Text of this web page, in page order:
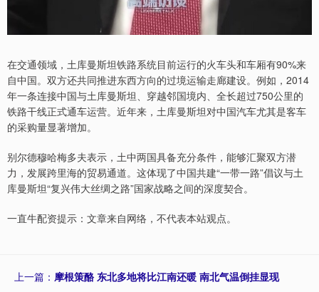
在交通领域，土库曼斯坦铁路系统目前运行的火车头和车厢有90%来
自中国。双方还共同推进东西方向的过境运输走廊建设。例如，2014
年一条连接中国与土库曼斯坦、穿越邻国境内、全长超过750公里的
铁路干线正式通车运营。近年来，土库曼斯坦对中国汽车尤其是客车
的采购量显著增加。
别尔德穆哈梅多夫表示，土中两国具备充分条件，能够汇聚双方潜
力，发展跨里海的贸易通道。这体现了中国共建“一带一路”倡议与土
库曼斯坦“复兴伟大丝绸之路”国家战略之间的深度契合。
一直牛配资提示：文章来自网络，不代表本站观点。
上一篇： 摩根策酪 东北多地将比江南还暖 南北气温倒挂显现